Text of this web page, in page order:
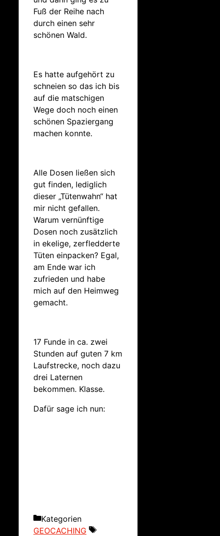
Fuß der Reihe nach
durch einen sehr
schönen Wald.
Es hatte aufgehört zu
schneien so das ich bis
auf die matschigen
Wege doch noch einen
schönen Spaziergang
machen konnte.
Alle Dosen ließen sich
gut finden, lediglich
dieser „Tütenwahn“ hat
mir nicht gefallen.
Warum vernünftige
Dosen noch zusätzlich
in ekelige, zerfledderte
Tüten einpacken? Egal,
am Ende war ich
zufrieden und habe
mich auf den Heimweg
gemacht.
17 Funde in ca. zwei
Stunden auf guten 7 km
Laufstrecke, noch dazu
drei Laternen
bekommen. Klasse.
Dafür sage ich nun:
Kategorien
GEOCACHING